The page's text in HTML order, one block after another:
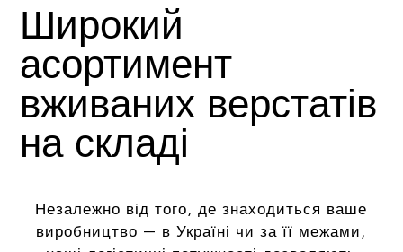
Широкий
асортимент
вживаних верстатів
на складі
Незалежно від того, де знаходиться ваше
виробництво — в Україні чи за її межами,